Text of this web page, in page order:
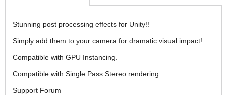
Stunning post processing effects for Unity!!
Simply add them to your camera for dramatic visual impact!
Compatible with GPU Instancing.
Compatible with Single Pass Stereo rendering.
Support Forum